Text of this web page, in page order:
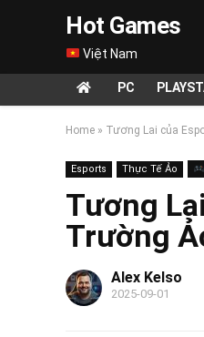
Hot Games
Việt Nam
PC
Home » Tương Lai của
Esports Thực Tế Ảo
Tương
Trường
Alex Kelso
2025-09-01